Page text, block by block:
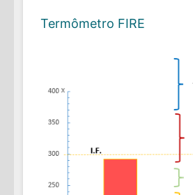
Termômetro FIRE